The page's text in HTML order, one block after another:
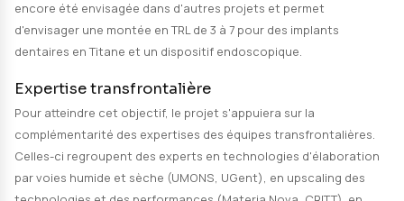
Performances requises
Les performances requises pour les implants sont de
propriétés mécaniques, une résistance contrôlée à
dans des milieux biologiques, des propriétés
une réponse biologique adéquate. Des modifications
sont donc nécessaires pour optimiser leurs